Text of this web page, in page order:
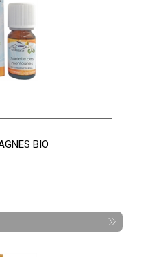
BIO